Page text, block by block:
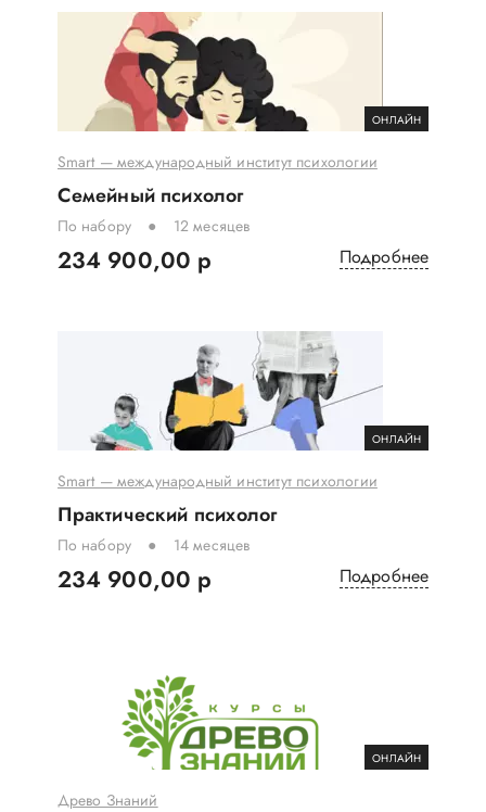
ОНЛАЙН
Smart — международный институт психологии
Семейный психолог
По набору 12 месяцев
234 900,00 р Подробнее
ОНЛАЙН
Smart — международный институт психологии
Практический психолог
По набору 14 месяцев
234 900,00 р Подробнее
ОНЛАЙН
Древо Знаний